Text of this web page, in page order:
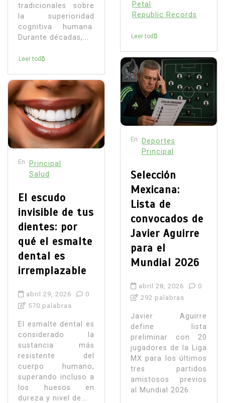
tradicionales sobre
la superioridad
cognitiva humana.
Durante décadas,...
Leer todo
En
Principal
Salud
El escudo
invisible de tus
dientes: por
qué el esmalte
dental es
irremplazable
abril 29, 2026
0
570 palabras
El esmalte dental es
considerado la
sustancia más
resistente del
cuerpo humano,
superando incluso a
los huesos en
dureza y nivel de...
Petal
Republic Records
Leer todo
En
Deportes
Principal
Selección
Mexicana:
Lista de
convocados de
Javier Aguirre
para el
Mundial 2026
abril 28, 2026
0
292 palabras
Javier Aguirre
define lista
preliminar con 20
jugadores de la Liga
MX para los últimos
tres partidos
amistosos previos
al Mundial 2026.